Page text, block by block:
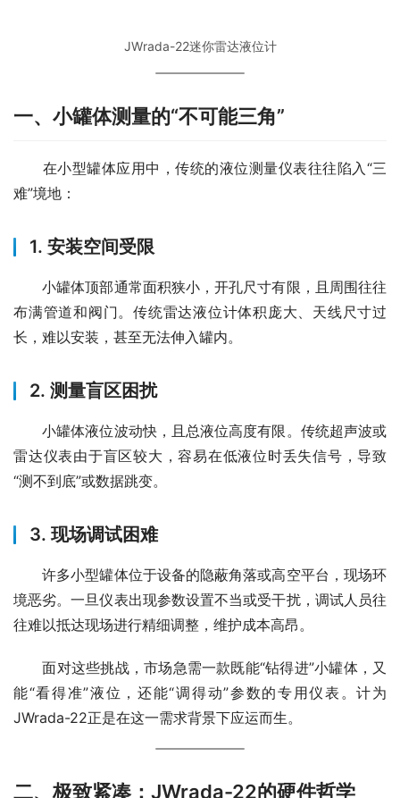
JWrada-22迷你雷达液位计
一、小罐体测量的“不可能三角”
在小型罐体应用中，传统的液位测量仪表往往陷入“三
难”境地：
1. 安装空间受限
小罐体顶部通常面积狭小，开孔尺寸有限，且周围往往
布满管道和阀门。传统雷达液位计体积庞大、天线尺寸过
长，难以安装，甚至无法伸入罐内。
2. 测量盲区困扰
小罐体液位波动快，且总液位高度有限。传统超声波或
雷达仪表由于盲区较大，容易在低液位时丢失信号，导致
“测不到底”或数据跳变。
3. 现场调试困难
许多小型罐体位于设备的隐蔽角落或高空平台，现场环
境恶劣。一旦仪表出现参数设置不当或受干扰，调试人员往
往难以抵达现场进行精细调整，维护成本高昂。
面对这些挑战，市场急需一款既能“钻得进”小罐体，又
能“看得准”液位，还能“调得动”参数的专用仪表。计为
JWrada-22正是在这一需求背景下应运而生。
二、极致紧凑：JWrada-22的硬件哲学